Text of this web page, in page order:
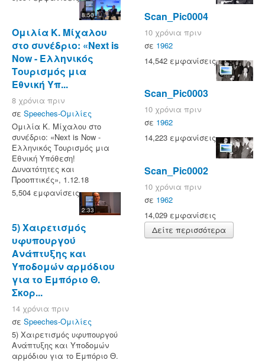
8:50
Ομιλία Κ. Μίχαλου
στο συνέδριο: «Next is
Now - Ελληνικός
Τουρισμός μια
Εθνική Υπ...
8 χρόνια πριν
σε Speeches-Ομιλίες
Ομιλία Κ. Μίχαλου στο
συνέδριο: «Next is Now -
Ελληνικός Τουρισμός μια
Εθνική Υπόθεση!
Δυνατότητες και
Προοπτικές», 1.12.18
5,504 εμφανίσεις
2:33
5) Χαιρετισμός
υφυπουργού
Ανάπτυξης και
Υποδομών αρμόδιου
για το Εμπόριο Θ.
Σκορ...
14 χρόνια πριν
σε Speeches-Ομιλίες
5) Χαιρετισμός υφυπουργού
Ανάπτυξης και Υποδομών
αρμόδιου για το Εμπόριο Θ.
Scan_Pic0004
10 χρόνια πριν
σε 1962
14,542 εμφανίσεις
Scan_Pic0003
10 χρόνια πριν
σε 1962
14,223 εμφανίσεις
Scan_Pic0002
10 χρόνια πριν
σε 1962
14,029 εμφανίσεις
Δείτε περισσότερα